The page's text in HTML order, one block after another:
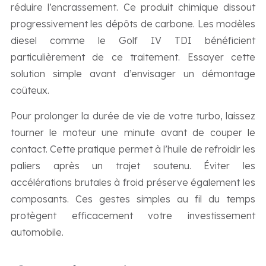
réduire l’encrassement. Ce produit chimique dissout
progressivement les dépôts de carbone. Les modèles
diesel comme le Golf IV TDI bénéficient
particulièrement de ce traitement. Essayer cette
solution simple avant d’envisager un démontage
coûteux.
Pour prolonger la durée de vie de votre turbo, laissez
tourner le moteur une minute avant de couper le
contact. Cette pratique permet à l’huile de refroidir les
paliers après un trajet soutenu. Éviter les
accélérations brutales à froid préserve également les
composants. Ces gestes simples au fil du temps
protègent efficacement votre investissement
automobile.